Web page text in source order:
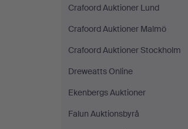
Crafoord Auktioner Lund
Crafoord Auktioner Malmö
Crafoord Auktioner Stockholm
Dreweatts Online
Ekenbergs Auktioner
Falun Auktionsbyrå